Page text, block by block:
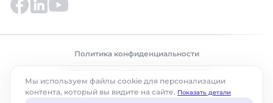
Политика конфиденциальности
Мы используем файлы cookie для персонализации
контента, который вы видите на сайте. Показать детали